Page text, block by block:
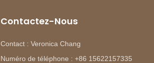
Contactez-Nous
Contact : Veronica Chang
Numéro de téléphone : +86 15622157335